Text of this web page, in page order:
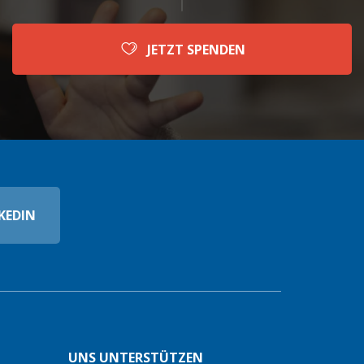
JETZT SPENDEN
UNS UNTERSTÜTZEN